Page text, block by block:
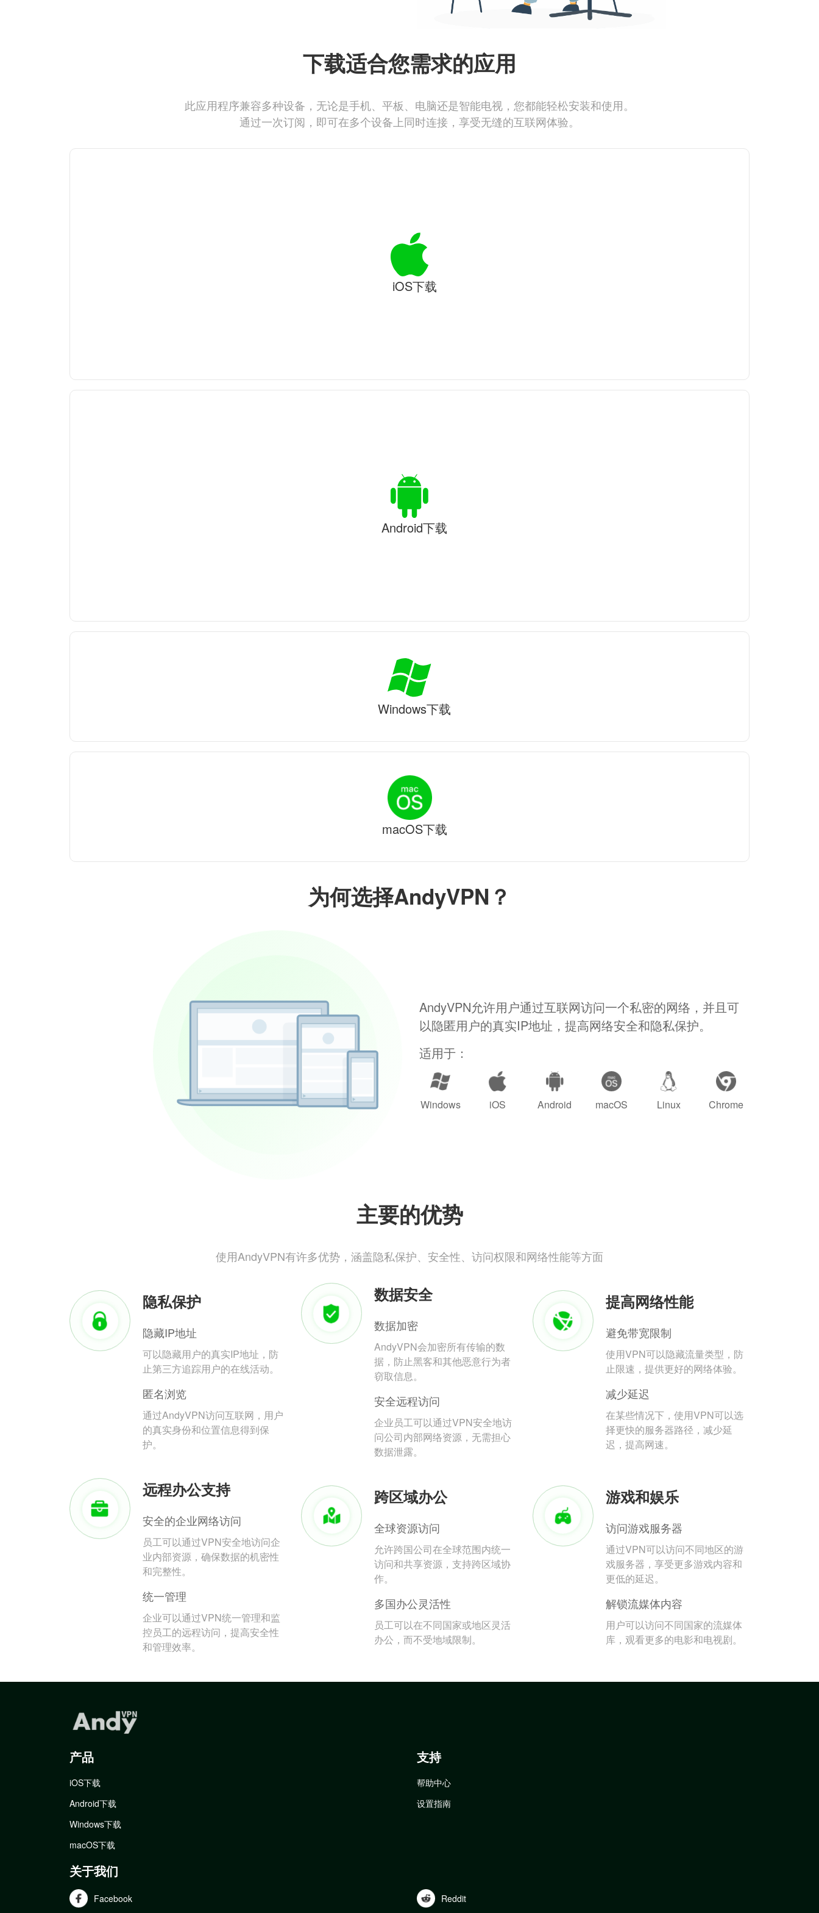
为何选择AndyVPN？
AndyVPN允许用户通过互联网访问一个私密的网络，并且可
以隐匿用户的真实IP地址，提高网络安全和隐私保护。
适用于：
Windows iOS Android macOS Linux Chrome
主要的优势
使用AndyVPN有许多优势，涵盖隐私保护、安全性、访问权限和网络性能等方面
隐私保护
隐藏IP地址
可以隐藏用户的真实IP地址，防
止第三方追踪用户的在线活动。
匿名浏览
通过AndyVPN访问互联网，用户
的真实身份和位置信息得到保
护。
数据安全
数据加密
AndyVPN会加密所有传输的数
据，防止黑客和其他恶意行为者
窃取信息。
安全远程访问
企业员工可以通过VPN安全地访
问公司内部网络资源，无需担心
数据泄露。
提高网络性能
避免带宽限制
使用VPN可以隐藏流量类型，防
止限速，提供更好的网络体验。
减少延迟
在某些情况下，使用VPN可以选
择更快的服务器路径，减少延
迟，提高网速。
远程办公支持
安全的企业网络访问
员工可以通过VPN安全地访问企
业内部资源，确保数据的机密性
和完整性。
统一管理
企业可以通过VPN统一管理和监
控员工的远程访问，提高安全性
和管理效率。
跨区域办公
全球资源访问
允许跨国公司在全球范围内统一
访问和共享资源，支持跨区域协
作。
多国办公灵活性
员工可以在不同国家或地区灵活
办公，而不受地域限制。
游戏和娱乐
访问游戏服务器
通过VPN可以访问不同地区的游
戏服务器，享受更多游戏内容和
更低的延迟。
解锁流媒体内容
用户可以访问不同国家的流媒体
库，观看更多的电影和电视剧。
下载适合您需求的应用
此应用程序兼容多种设备，无论是手机、平板、电脑还是智能电视，您都能轻松安装和使用。
通过一次订阅，即可在多个设备上同时连接，享受无缝的互联网体验。
iOS下载
Android下载
Windows下载
macOS下载
产品
iOS下载
Android下载
Windows下载
macOS下载
支持
帮助中心
设置指南
关于我们
Facebook Reddit